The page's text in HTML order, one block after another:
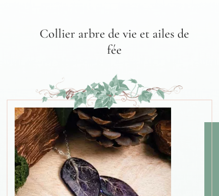
Collier arbre de vie et ailes de
fée